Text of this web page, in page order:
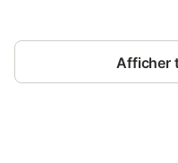
Afficher